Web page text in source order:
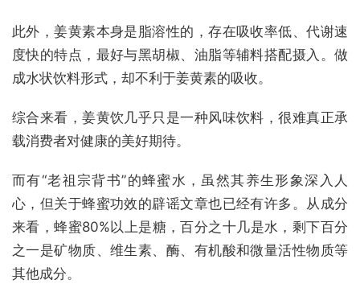
此外，姜黄素本身是脂溶性的，存在吸收率低、代谢速
度快的特点，最好与黑胡椒、油脂等辅料搭配摄入。做
成水状饮料形式，却不利于姜黄素的吸收。
综合来看，姜黄饮几乎只是一种风味饮料，很难真正承
载消费者对健康的美好期待。
而有“老祖宗背书”的蜂蜜水，虽然其养生形象深入人
心，但关于蜂蜜功效的辟谣文章也已经有许多。从成分
来看，蜂蜜80%以上是糖，百分之十几是水，剩下百分
之一是矿物质、维生素、酶、有机酸和微量活性物质等
其他成分。